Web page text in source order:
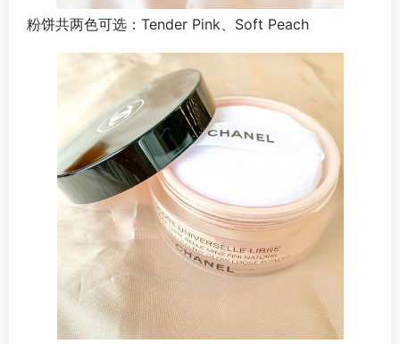
粉饼共两色可选：Tender Pink、Soft Peach